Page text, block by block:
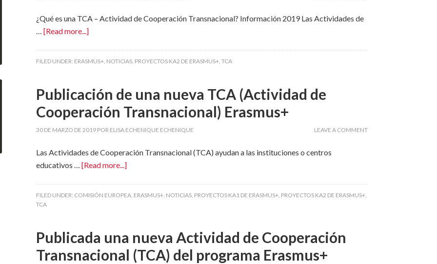
¿Qué es una TCA – Actividad de Cooperación Transnacional? Información 2019 Las Actividades de
… [Read more...]
FILED UNDER: ERASMUS+, NOTICIAS, PROYECTOS KA2 DE ERASMUS+, TCA
Publicación de una nueva TCA (Actividad de
Cooperación Transnacional) Erasmus+
30 DE MARZO DE 2019 POR ELISA ECHENIQUE ECHENIQUE LEAVE A COMMENT
Las Actividades de Cooperación Transnacional (TCA) ayudan a las instituciones o centros
educativos … [Read more...]
FILED UNDER: COMISIÓN EUROPEA, ERASMUS+, NOTICIAS, PROYECTOS KA1 DE ERASMUS+, PROYECTOS KA2 DE ERASMUS+,
TCA
Publicada una nueva Actividad de Cooperación
Transnacional (TCA) del programa Erasmus+